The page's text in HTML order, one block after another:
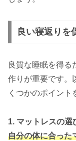
良い寝返りを
良質な睡眠を得る
作りが重要です。
くつかのポイント
1. マットレスの選
自分の体に合った